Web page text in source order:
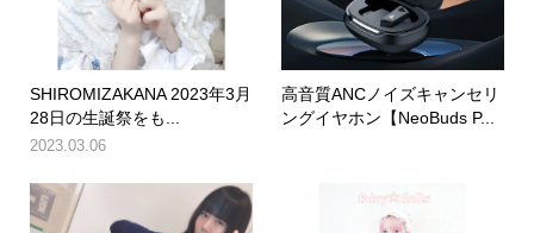
SHIROMIZAKANA 2023年3月
28日の生誕祭をも...
2023.03.06
高音質ANCノイズキャンセリ
ングイヤホン【NeoBuds P...